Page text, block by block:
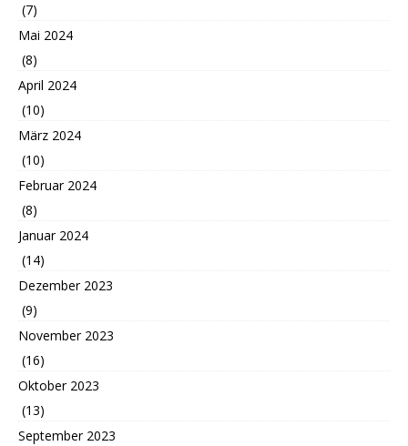
(7)
Mai 2024
(8)
April 2024
(10)
März 2024
(10)
Februar 2024
(8)
Januar 2024
(14)
Dezember 2023
(9)
November 2023
(16)
Oktober 2023
(13)
September 2023